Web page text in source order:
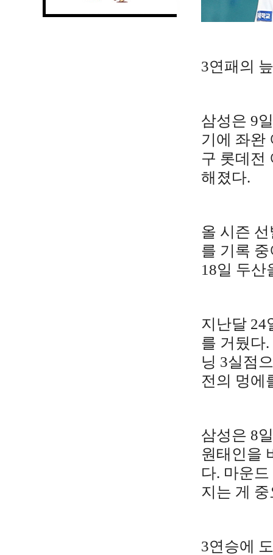
3연패의
삼성은 9
기에 좌완
구 롯데전
해졌다.
올 시즌
를 기록
18일 두산
지난달 24
를 거뒀다
닝 3실점
전의 멍에
삼성은 8
원태인을
다. 마운
지는 게
3연승에